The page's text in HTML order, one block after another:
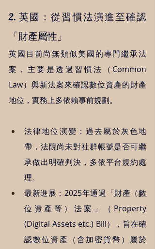
2. 英國：從習慣法演進至確認
「財產屬性」
英國目前尚無類似美國的專門繼承法
案，主要是透過習慣法（Common
Law）與新法案來確認數位資產的財產
地位，實務上多依賴事前規劃。
法律地位演變：過去屬於灰色地
帶，法院尚未對社群帳號是否可繼
承做出明確判決，多依平台規約處
理。
最新進展：2025年通過「財產（數
位資產等）法案」（Property
(Digital Assets etc.) Bill），旨在確
認數位資產（含加密貨幣）屬於